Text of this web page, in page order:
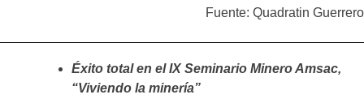
Fuente: Quadratin Guerrero
Éxito total en el IX Seminario Minero Amsac,
“Viviendo la minería”